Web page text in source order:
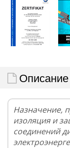
Назначение,
изоляция и
соединений